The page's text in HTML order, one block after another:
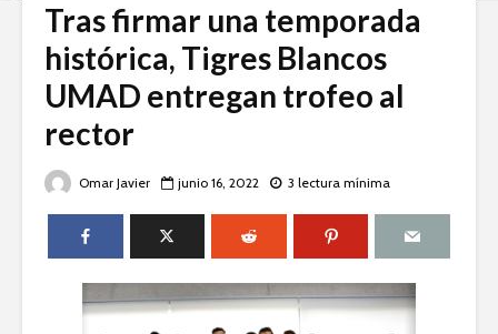
Tras firmar una temporada
histórica, Tigres Blancos
UMAD entregan trofeo al
rector
Omar Javier junio 16, 2022 3 lectura mínima